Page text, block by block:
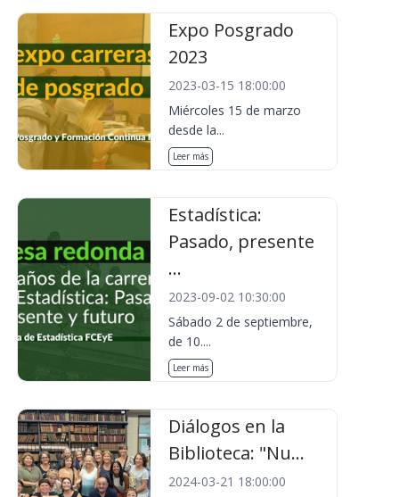
Expo Posgrado
2023
2023-03-15 18:00:00
Miércoles 15 de marzo
desde la...
Leer más
Estadística:
Pasado, presente
...
2023-09-02 10:30:00
Sábado 2 de septiembre,
de 10....
Leer más
Diálogos en la
Biblioteca: "Nu...
2024-03-21 18:00:00